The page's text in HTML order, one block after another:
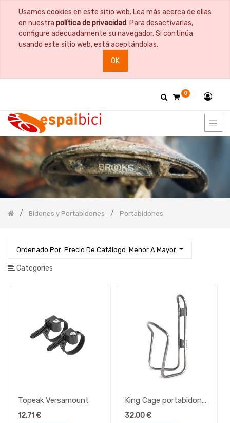
Usamos cookies en este sitio web. Lea más acerca de ellas
en nuestra política de privacidad. Para desactivarlas,
configure adecuadamente su navegador. Si continúa
usando este sitio web, está aceptándolas.
OK
0
Bidones y Portabidones Portabidones
Ordenado Por: Precio De Catálogo: Menor A Mayor
Categories
CATEGORY
Portabidones
Bidones
Portabidones
Accesorios
Bidones
Bolsas
Cuadros
Documentación
Frenos
Topeak Versamount
12,71 €
King Cage portabidon
SS Lowering Cage
32,00€